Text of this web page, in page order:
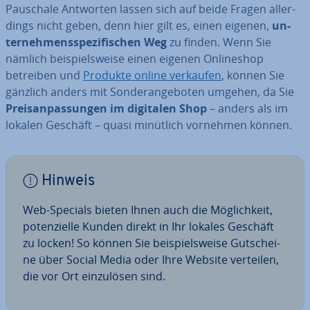
Pauschale Antworten lassen sich auf beide Fragen al­ler­
dings nicht geben, denn hier gilt es, einen eigenen, un­
ter­neh­mens­spe­zi­fi­schen Wegzu finden. Wenn Sie
nämlich bei­spiels­wei­se einen eigenen On­line­shop
betreiben und Produkte online verkaufen, können Sie
gänzlich anders mit Son­der­an­ge­bo­ten umgehen, da Sie
Preis­an­pas­sun­gen im digitalen Shop– anders als im
lokalen Geschäft – quasi minütlich vornehmen können.
Hinweis
Web-Specials bieten Ihnen auch die Mög­lich­keit,
po­ten­zi­el­le Kunden direkt in Ihr lokales Geschäft
zu locken! So können Sie bei­spiels­wei­se Gut­schei­
ne über Social Media oder Ihre Website verteilen,
die vor Ort ein­zu­lö­sen sind.